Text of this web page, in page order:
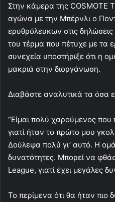
Στην κάμερα της COSMOTE
αγώνα με την Μπέρνλι ο
ερυθρόλευκων στις
του τέρμα που πέτυχε με τα
συνεχεία υποστήριξε ότι η
μακριά στην διοργάνωση.
Διαβάστε αναλυτικά τα όσα
“Είμαι πολύ χαρούμενος
γιατί ήταν το πρώτο μου
Δούλεψα πολύ γι’ αυτό. Η
δυνατότητες. Μπορεί να
League, γιατί έχει μεγάλες
Το περίμενα ότι θα ήταν πιο